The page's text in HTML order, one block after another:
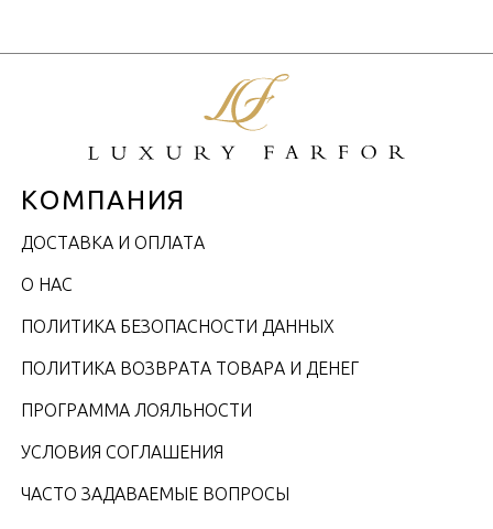
КОМПАНИЯ
ДОСТАВКА И ОПЛАТА
О НАС
ПОЛИТИКА БЕЗОПАСНОСТИ ДАННЫХ
ПОЛИТИКА ВОЗВРАТА ТОВАРА И ДЕНЕГ
ПРОГРАММА ЛОЯЛЬНОСТИ
УСЛОВИЯ СОГЛАШЕНИЯ
ЧАСТО ЗАДАВАЕМЫЕ ВОПРОСЫ